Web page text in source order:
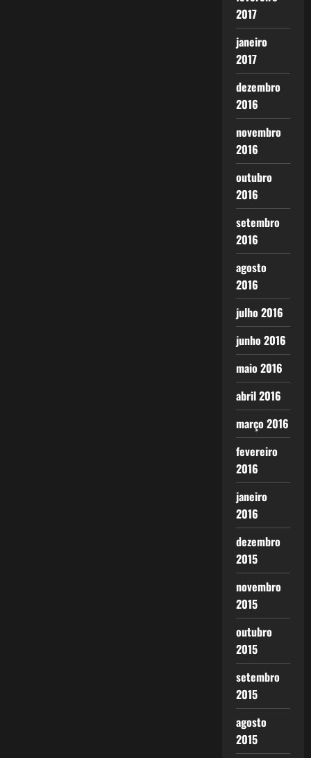
2017
janeiro
2017
dezembro
2016
novembro
2016
outubro
2016
setembro
2016
agosto
2016
julho 2016
junho 2016
maio 2016
abril 2016
março 2016
fevereiro
2016
janeiro
2016
dezembro
2015
novembro
2015
outubro
2015
setembro
2015
agosto
2015